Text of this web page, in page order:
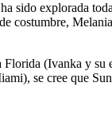
sido explorada
costumbre,
(Ivanka y su
se cree que